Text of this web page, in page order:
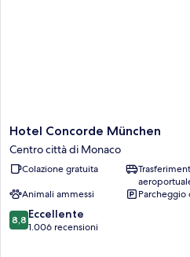
Hotel
Concorde
München
Centro
di
Monaco
Hotel Concorde München
Centro città di Monaco
Colazione gratuita
Animali ammessi
8.8
su
8,8 Eccellente
1.006 recensioni